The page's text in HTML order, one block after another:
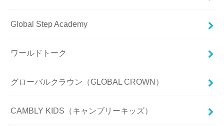
Global Step Academy
ワールドトーク
グローバルクラウン（GLOBAL CROWN）
CAMBLY KIDS（キャンブリーキッズ）